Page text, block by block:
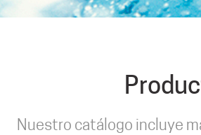
Nuestro catálogo incluye